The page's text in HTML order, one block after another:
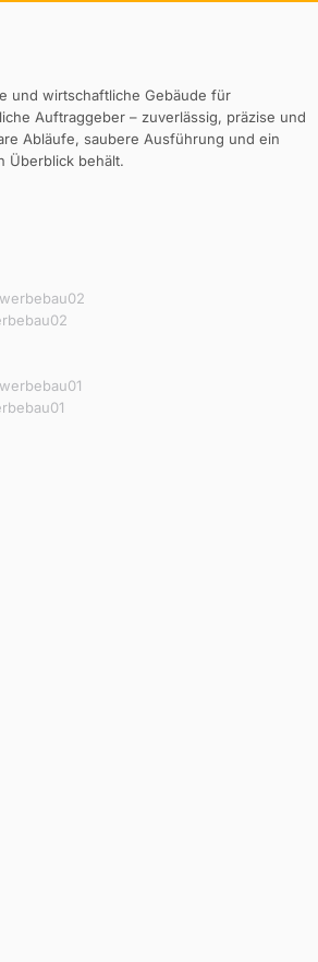
und wirtschaftliche Gebäude für
Auftraggeber – zuverlässig, präzise und
Abläufe, saubere Ausführung und ein
Überblick behält.